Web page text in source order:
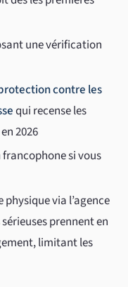
une vérification
contre les
qui recense les
2026
si vous
via l’agence
prennent en
limitant les